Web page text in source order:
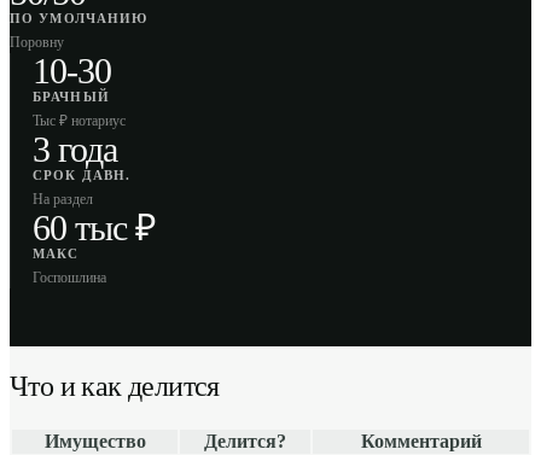
ПО УМОЛЧАНИЮ
Поровну
10-30
БРАЧНЫЙ
Тыс ₽ нотариус
3 года
СРОК ДАВН.
На раздел
60 тыс ₽
МАКС
Госпошлина
Что и как делится
Имущество Делится?
Комментарий